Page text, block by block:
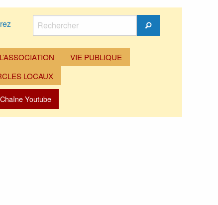
Rechercher
Rechercher
VIE PUBLIQUE
LOCAUX
Chaîne Youtube